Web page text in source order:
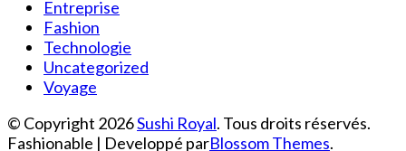
Entreprise
Fashion
Technologie
Uncategorized
Voyage
© Copyright 2026Sushi Royal. Tous droits réservés.
Fashionable | Developpé parBlossom Themes.